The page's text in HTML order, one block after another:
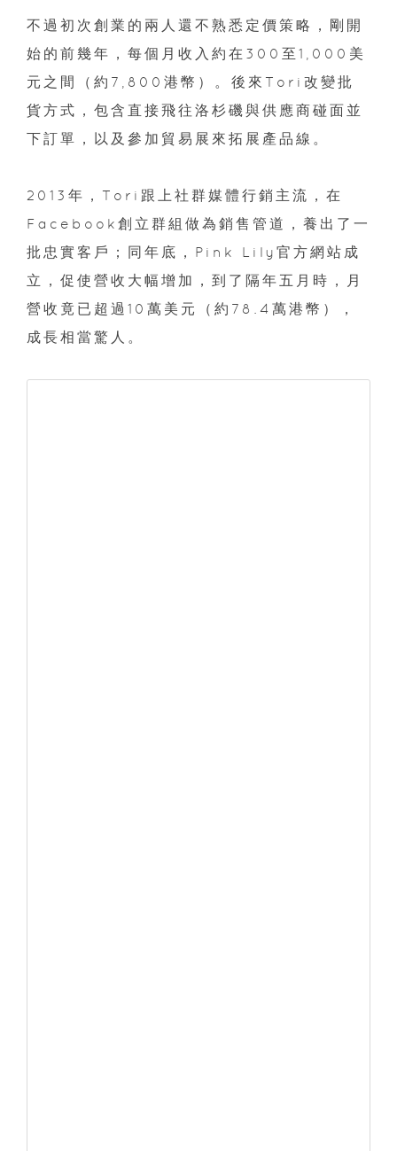
不過初次創業的兩人還不熟悉定價策略，剛開
始的前幾年，每個月收入約在300至1,000美
元之間（約7,800港幣）。後來Tori改變批
貨方式，包含直接飛往洛杉磯與供應商碰面並
下訂單，以及參加貿易展來拓展產品線。
2013年，Tori跟上社群媒體行銷主流，在
Facebook創立群組做為銷售管道，養出了一
批忠實客戶；同年底，Pink Lily官方網站成
立，促使營收大幅增加，到了隔年五月時，月
營收竟已超過10萬美元（約78.4萬港幣），
成長相當驚人。